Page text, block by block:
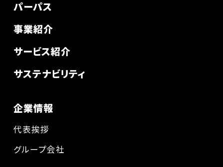
パーパス
事業紹介
サービス紹介
サステナビリティ
企業情報
代表挨拶
グループ会社